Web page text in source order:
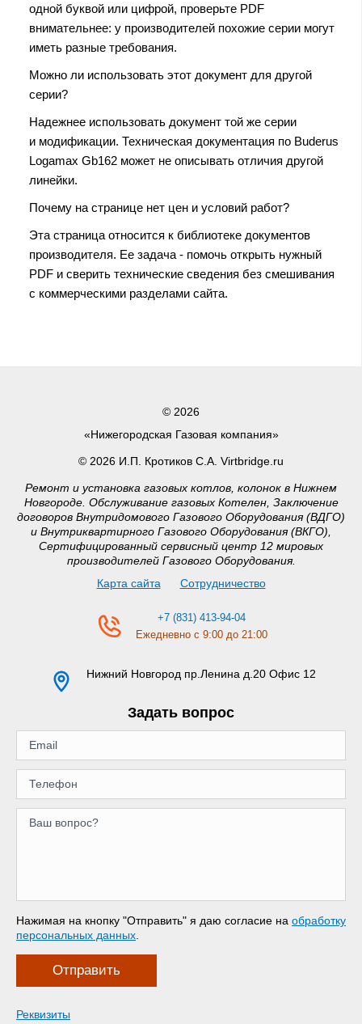
одной буквой или цифрой, проверьте PDF
внимательнее: у производителей похожие серии могут
иметь разные требования.
Можно ли использовать этот документ для другой
серии?
Надежнее использовать документ той же серии
и модификации. Техническая документация по Buderus
Logamax Gb162 может не описывать отличия другой
линейки.
Почему на странице нет цен и условий работ?
Эта страница относится к библиотеке документов
производителя. Ее задача - помочь открыть нужный
PDF и сверить технические сведения без смешивания
с коммерческими разделами сайта.
© 2026
«Нижегородская Газовая компания»
© 2026 И.П. Кротиков С.А. Virtbridge.ru
Ремонт и установка газовых котлов, колонок в Нижнем
Новгороде. Обслуживание газовых Котелен, Заключение
договоров Внутридомового Газового Оборудования (ВДГО)
и Внутриквартирного Газового Оборудования (ВКГО),
Сертифицированный сервисный центр 12 мировых
производителей Газового Оборудования.
Карта сайта
Сотрудничество
+7 (831) 413-94-04
Ежедневно с 9:00 до 21:00
Нижний Новгород пр.Ленина д.20 Офис 12
Задать вопрос
Нажимая на кнопку "Отправить" я даю согласие на обработку
персональных данных
Отправить
Реквизиты